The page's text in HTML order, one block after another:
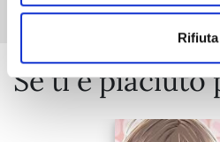
Rifiuta
Se ti è piaciuto